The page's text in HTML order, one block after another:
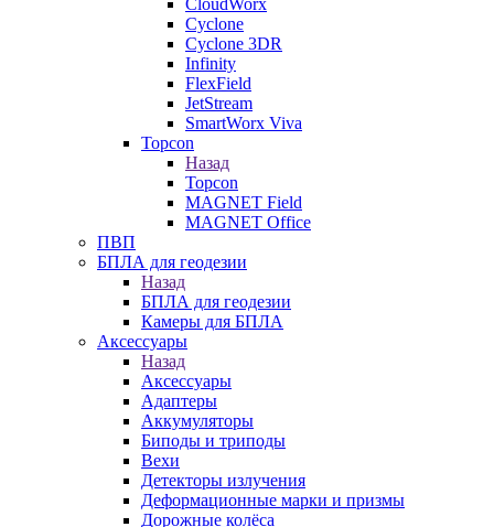
CloudWorx
Cyclone
Cyclone 3DR
Infinity
FlexField
JetStream
SmartWorx Viva
Topcon
Назад
Topcon
MAGNET Field
MAGNET Office
ПВП
БПЛА для геодезии
Назад
БПЛА для геодезии
Камеры для БПЛА
Аксессуары
Назад
Аксессуары
Адаптеры
Аккумуляторы
Биподы и триподы
Вехи
Детекторы излучения
Деформационные марки и призмы
Дорожные колёса